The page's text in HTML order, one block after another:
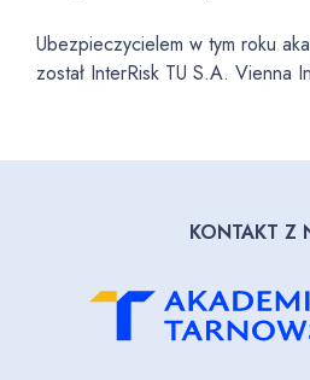
Ubezpieczycielem w tym roku
został InterRisk TU S.A. Vienna
KONTAKT Z